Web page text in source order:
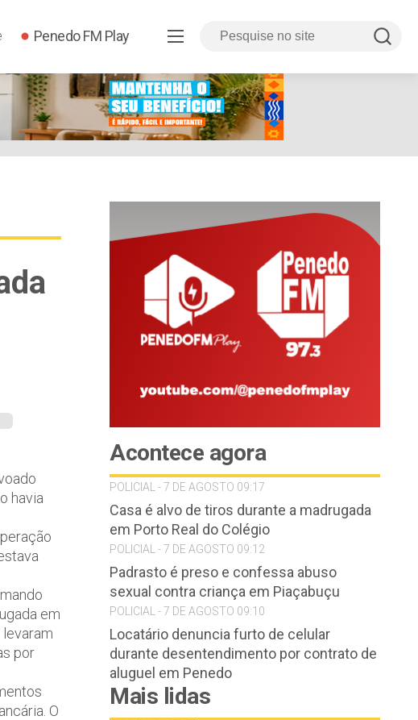
Penedo FM Play
havia
em
por
O
Acontece agora
POLICIAL - 7 DE AGOSTO 09:17
Casa é alvo de tiros durante a madrugada
em Porto Real do Colégio
POLICIAL - 7 DE AGOSTO 09:12
Padrasto é preso e confessa abuso
sexual contra criança em Piaçabuçu
POLICIAL - 7 DE AGOSTO 09:10
Locatário denuncia furto de celular
durante desentendimento por contrato de
aluguel em Penedo
Mais lidas